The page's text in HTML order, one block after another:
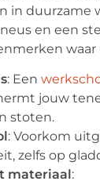
in duurzame
en een
: Een
jouw
stoten.
: Voorkom
zelfs op
materiaal :